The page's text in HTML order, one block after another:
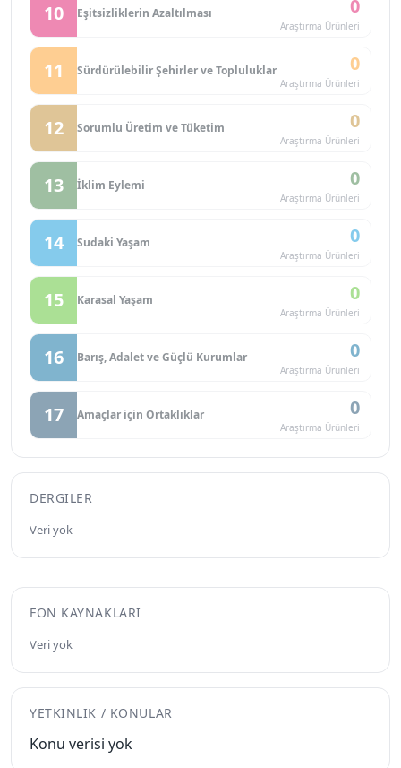
10 Eşitsizliklerin Azaltılması 0
Araştırma Ürünleri
11 Sürdürülebilir Şehirler ve Topluluklar 0
Araştırma Ürünleri
12 Sorumlu Üretim ve Tüketim 0
Araştırma Ürünleri
13 İklim Eylemi 0
Araştırma Ürünleri
14 Sudaki Yaşam 0
Araştırma Ürünleri
15 Karasal Yaşam 0
Araştırma Ürünleri
16 Barış, Adalet ve Güçlü Kurumlar 0
Araştırma Ürünleri
17 Amaçlar için Ortaklıklar 0
Araştırma Ürünleri
DERGILER
Veri yok
FON KAYNAKLARI
Veri yok
YETKINLIK / KONULAR
Konu verisi yok